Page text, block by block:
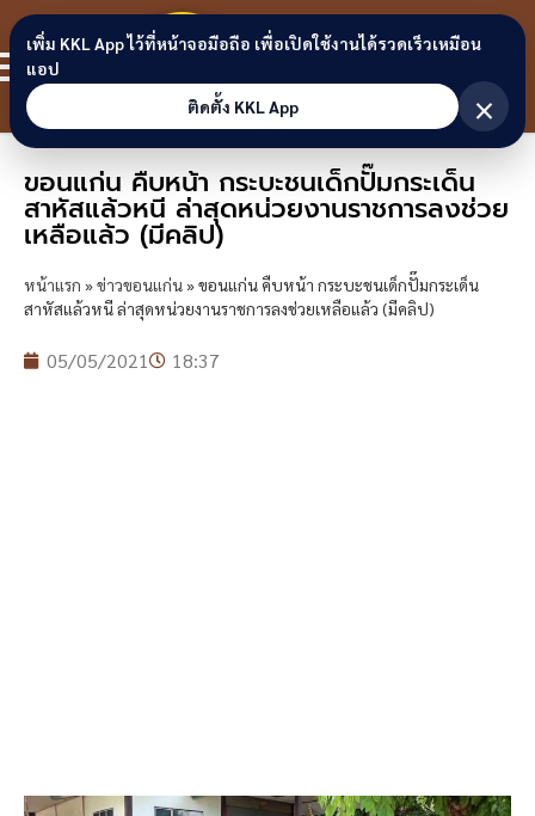
Skip to content
ขอนแก่น
ลิงก์
ขอนแก่น คืบหน้า กระบะชนเด็กปั๊มกระเด็น
สาหัสแล้วหนี ล่าสุดหน่วยงานราชการลงช่วย
เหลือแล้ว (มีคลิป)
หน้าแรก »ข่าวขอนแก่น»ขอนแก่น คืบหน้า กระบะชนเด็กปั๊มกระเด็น
สาหัสแล้วหนี ล่าสุดหน่วยงานราชการลงช่วยเหลือแล้ว (มีคลิป)
05/05/2021 18:37
เพิ่ม KKL App ไว้ที่หน้าจอมือถือ เพื่อเปิดใช้งานได้รวดเร็วเหมือน
แอป
ติดตั้ง KKL App
×